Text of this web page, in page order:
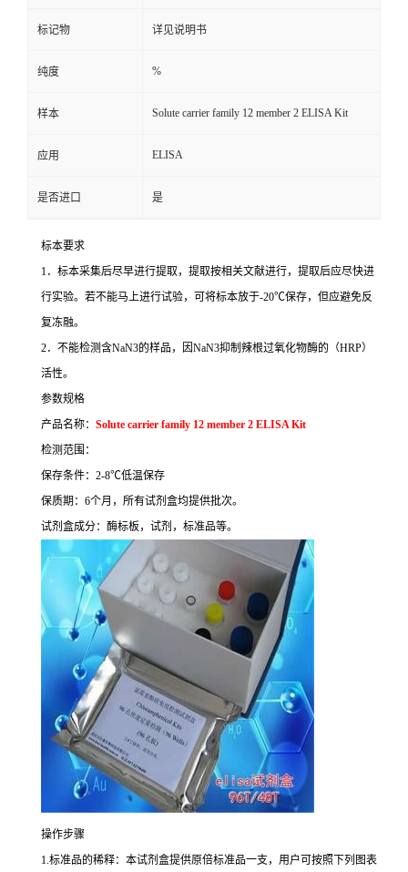
标记物 详见说明书
纯度 %
样本 Solute carrier family 12 member 2 ELISA Kit
应用 ELISA
是否进口 是
标本要求
1．标本采集后尽早进行提取，提取按相关文献进行，提取后应尽快进
行实验。若不能马上进行试验，可将标本放于-20℃保存，但应避免反
复冻融。
2．不能检测含NaN3的样品，因NaN3抑制辣根过氧化物酶的（HRP）
活性。
参数规格
产品名称： Solute carrier family 12 member 2 ELISA Kit
检测范围：
保存条件： 2-8℃低温保存
保质期： 6个月，所有试剂盒均提供批次。
试剂盒成分：酶标板，试剂，标准品等。
操作步骤
1.标准品的稀释：本试剂盒提供原倍标准品一支，用户可按照下列图表